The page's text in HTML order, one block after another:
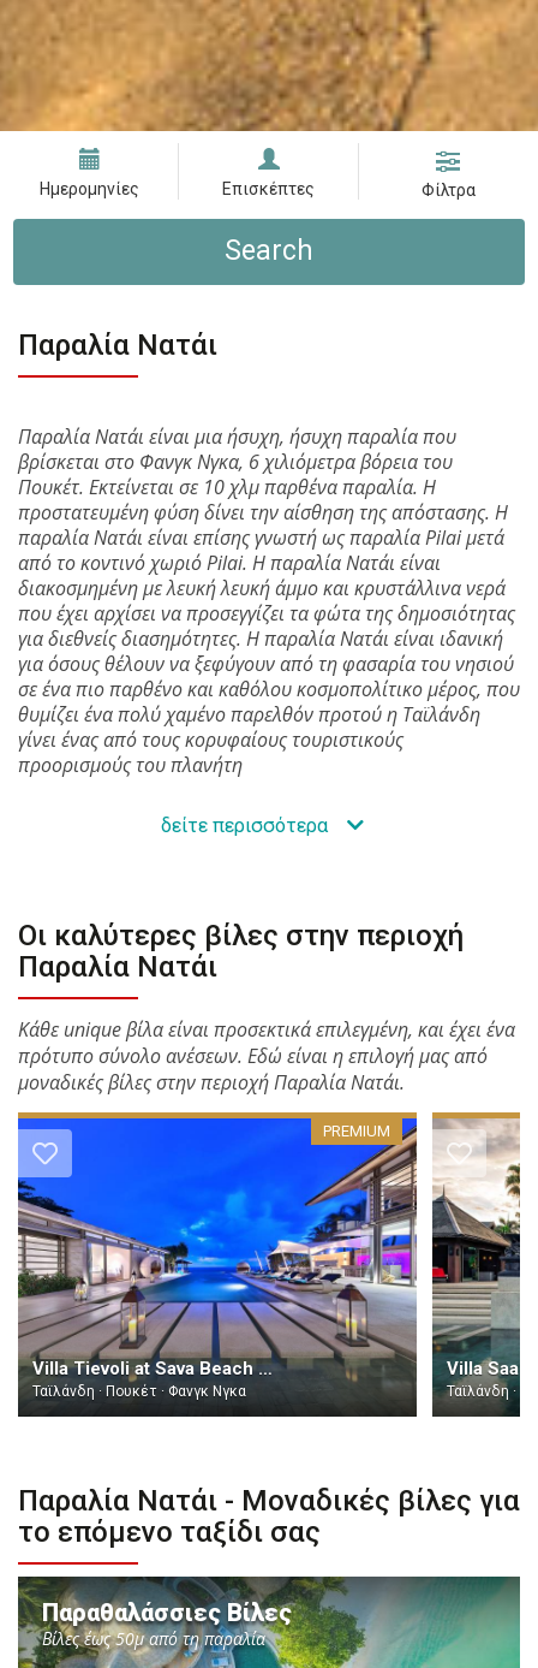
Ημερομηνίες Επισκέπτες Φίλτρα
Search
Παραλία Νατάι
Παραλία Νατάι είναι μια ήσυχη, ήσυχη παραλία που
βρίσκεται στο Φανγκ Νγκα, 6 χιλιόμετρα βόρεια του
Πουκέτ. Εκτείνεται σε 10 χλμ παρθένα παραλία. Η
προστατευμένη φύση δίνει την αίσθηση της απόστασης. Η
παραλία Νατάι είναι επίσης γνωστή ως παραλία Pilai μετά
από το κοντινό χωριό Pilai. Η παραλία Νατάι είναι
διακοσμημένη με λευκή λευκή άμμο και κρυστάλλινα νερά
που έχει αρχίσει να προσεγγίζει τα φώτα της δημοσιότητας
για διεθνείς διασημότητες. Η παραλία Νατάι είναι ιδανική
για όσους θέλουν να ξεφύγουν από τη φασαρία του νησιού
σε ένα πιο παρθένο και καθόλου κοσμοπολίτικο μέρος, που
θυμίζει ένα πολύ χαμένο παρελθόν προτού η Ταϊλάνδη
γίνει ένας από τους κορυφαίους τουριστικούς
προορισμούς του πλανήτη
δείτε περισσότερα
Οι καλύτερες βίλες στην περιοχή
Παραλία Νατάι
Κάθε unique βίλα είναι προσεκτικά επιλεγμένη, και έχει ένα
πρότυπο σύνολο ανέσεων. Εδώ είναι η επιλογή μας από
μοναδικές βίλες στην περιοχή Παραλία Νατάι.
Villa Tievoli at Sava Beach Villas Natai
Ταϊλάνδη · Πουκέτ · Φανγκ Νγκα
PREMIUM
Villa
Ταϊλάνδη ·
Παραλία Νατάι - Μοναδικές βίλες για
το επόμενο ταξίδι σας
Παραθαλάσσιες Βίλες
Βίλες έως 50μ από τη παραλία